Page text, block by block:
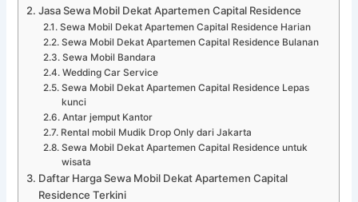
Jasa Sewa Mobil Dekat Apartemen Capital Residence
Sewa Mobil Dekat Apartemen Capital Residence Harian
Sewa Mobil Dekat Apartemen Capital Residence Bulanan
Sewa Mobil Bandara
Wedding Car Service
Sewa Mobil Dekat Apartemen Capital Residence Lepas
kunci
Antar jemput Kantor
Rental mobil Mudik Drop Only dari Jakarta
Sewa Mobil Dekat Apartemen Capital Residence untuk
wisata
Daftar Harga Sewa Mobil Dekat Apartemen Capital
Residence Terkini